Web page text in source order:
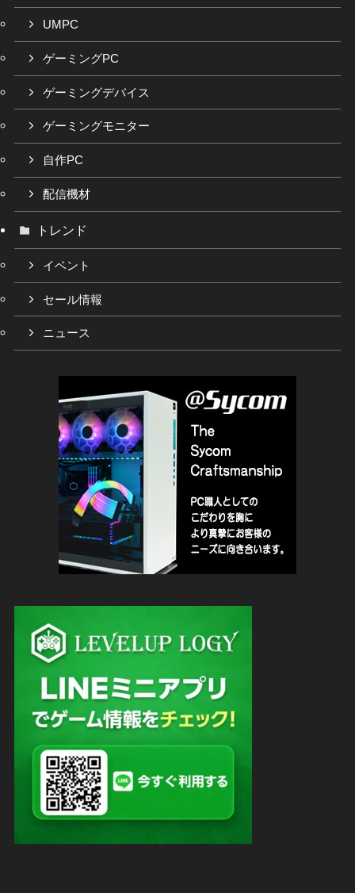
UMPC
ゲーミングPC
ゲーミングデバイス
ゲーミングモニター
自作PC
配信機材
トレンド
イベント
セール情報
ニュース